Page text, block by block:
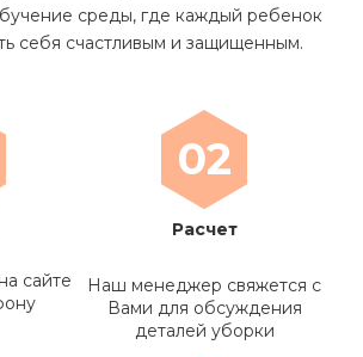
среды, где каждый ребенок
себя счастливым и защищенным.
сайте
02
Расчет
Наш менеджер свяжется с
Вами для обсуждения
деталей уборки